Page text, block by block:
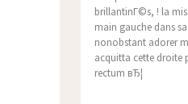
brillantinГ©s, ! la
main gauche dans
nonobstant adorer
acquitta cette droite
rectum вЂ¦